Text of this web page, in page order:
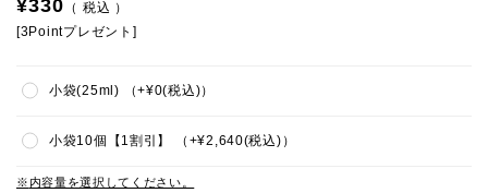
¥330
税込
[3Pointプレゼント]
内容量を選択してください。
小袋(25ml) +¥0 税込
小袋10個【1割引】 +¥2,640 税込